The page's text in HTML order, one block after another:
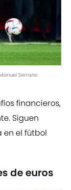
Serrano
financieros,
Siguen
en el fútbol
de euros